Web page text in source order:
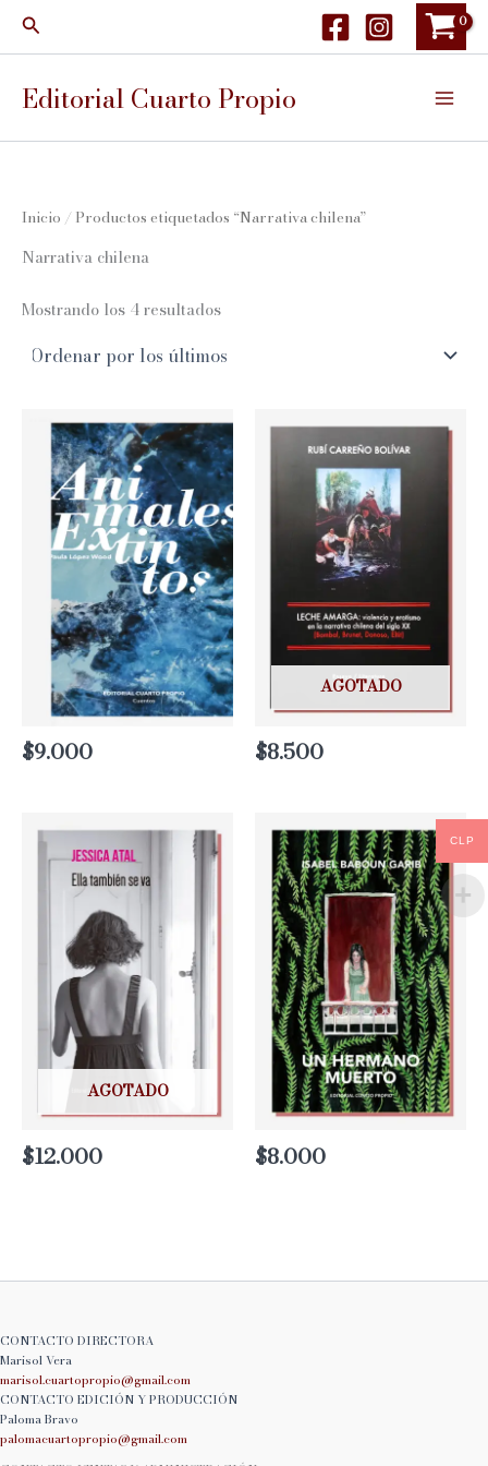
Buscar
Editorial Cuarto Propio
Inicio / Productos etiquetados “Narrativa chilena”
Narrativa chilena
Mostrando los 4 resultadosOrdenado
últimos
$9.000
AGOTADO
$8.500
AGOTADO
$12.000 $8.000
CONTACTO DIRECTORA
Marisol Vera
marisol.cuartopropio@gmail.com
CONTACTO EDICIÓN Y PRODUCCIÓN
Paloma Bravo
palomacuartopropio@gmail.com
CLP